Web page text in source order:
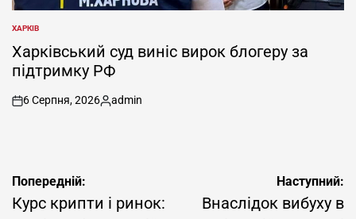
ОПУБЛІКУВАТИ
У
ХАРКІВ
Харківський суд виніс вирок блогеру за
підтримку РФ
on
6 Серпня, 2026
Опубліковано
admin
Навігація
записів
Попередній:
Курс крипти і ринок:
Наступний:
Внаслідок вибуху в